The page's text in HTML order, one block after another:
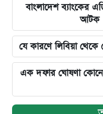
বাংলাদেশ ব্যাংকের
আটক
যে কারণে লিবিয়া
এক দফার ঘোষণা